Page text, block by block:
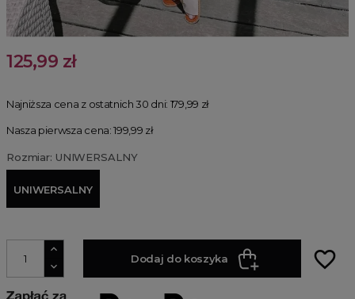
125,99 zł
Najniższa cena z ostatnich 30 dni: 179,99 zł
Nasza pierwsza cena: 199,99 zł
Rozmiar: UNIWERSALNY
UNIWERSALNY
Dodaj do koszyka favorite_border